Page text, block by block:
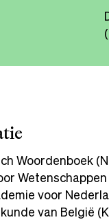
Woordenboek
voor
van België